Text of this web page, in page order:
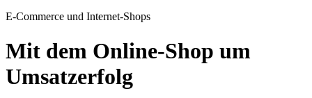
E-Commerce und Internet-Shops
Mit dem Online-Shop um
Umsatzerfolg